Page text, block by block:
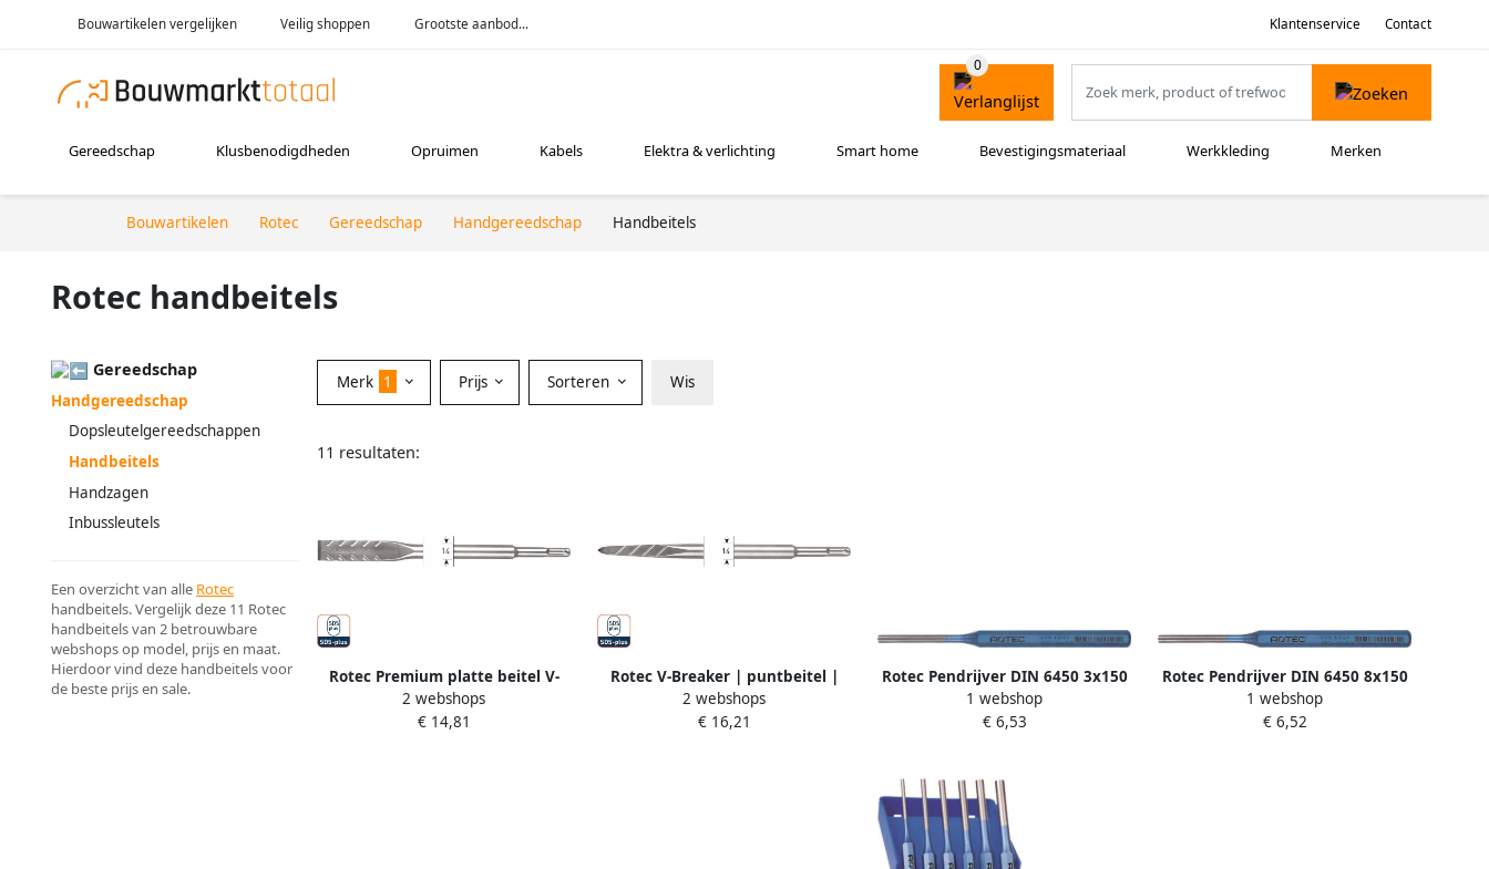
Bouwartikelen vergelijken Veilig shoppen Grootste aanbod... Klantenservice Contact
Gereedschap Klusbenodigdheden Opruimen Kabels Elektra & verlichting Smart home Bevestigingsmateriaal Werkkleding Merken
Bouwartikelen Rotec Gereedschap Handgereedschap Handbeitels
Rotec handbeitels
Gereedschap
Handgereedschap
Dopsleutelgereedschappen
Handbeitels
Handzagen
Inbussleutels
Een overzicht van alle Rotec
handbeitels. Vergelijk deze 11 Rotec
handbeitels van 2 betrouwbare
webshops op model, prijs en maat.
Hierdoor vind deze handbeitels voor
de beste prijs en sale.
Merk 1 Prijs Sorteren Wis
11 resultaten:
Rotec Premium platte beitel V-
Breaker sds plus 20x250mm
2 webshops
€ 14,81
Rotec V-Breaker | puntbeitel |
SDS-plus | 215.0106
2 webshops
€ 16,21
Rotec Pendrijver DIN 6450 3x150
mm 2191003
1 webshop
€ 6,53
Rotec Pendrijver DIN 6450 8x150
mm 2191015
1 webshop
€ 6,52